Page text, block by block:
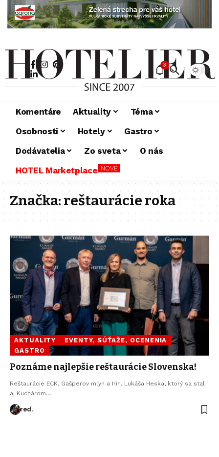
3
Komentáre Aktuality
Téma
Osobnosti
Hotely
Gastro
Dodávatelia
Zo sveta
O nás
HOTEL Marketplace NOVÉ
Značka:reštaurácie roka
AKTUALITY
EVENTY, SÚŤAŽE, OCENENIA
GASTRO
Poznáme najlepšie reštaurácie Slovenska!
Reštaurácie ECK, Gašperov mlyn a Irin. Lukáša Heska, ktorý sa stal
aj Kuchárom…
red.